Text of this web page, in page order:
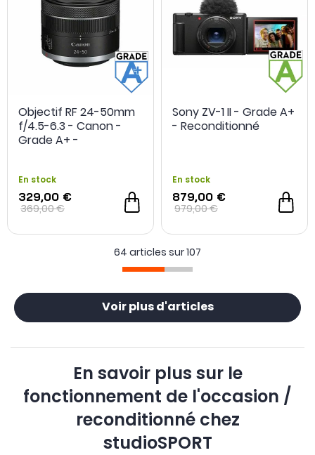
OCCASION
Objectif RF 24-50mm
f/4.5-6.3 - Canon -
Grade A+ -
En stock
329,00 €
369,00 €
Sony ZV-1 II - Grade A+
- Reconditionné
En stock
879,00 €
979,00 €
64 articles sur107
Voir plus d'articles
En savoir plus sur le
fonctionnement de l'occasion /
reconditionné chez
studioSPORT